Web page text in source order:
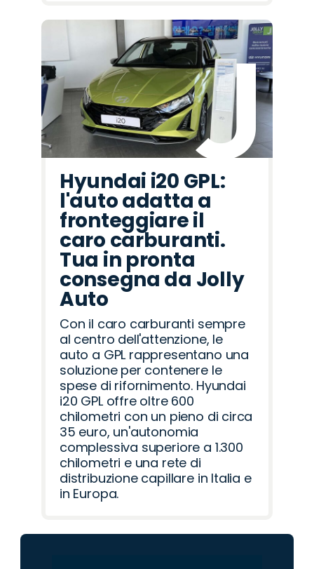
Hyundai i20 GPL:
l'auto adatta a
fronteggiare il
caro carburanti.
Tua in pronta
consegna da Jolly
Auto
Con il caro carburanti sempre
al centro dell'attenzione, le
auto a GPL rappresentano una
soluzione per contenere le
spese di rifornimento. Hyundai
i20 GPL offre oltre 600
chilometri con un pieno di circa
35 euro, un'autonomia
complessiva superiore a 1.300
chilometri e una rete di
distribuzione capillare in Italia e
in Europa.